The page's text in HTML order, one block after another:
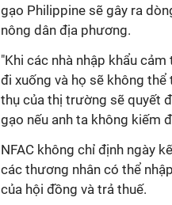
gạo Philippine sẽ gây ra
nông dân địa phương.
"Khi các nhà nhập khẩu
đi xuống và họ sẽ không
thụ của thị trường sẽ quyết
gạo nếu anh ta không kiếm
NFAC không chỉ định ngày
các thương nhân có thể
của hội đồng và trả thuế.